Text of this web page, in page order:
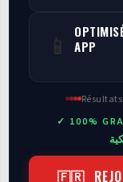
📱
APP
Résultats
✓ 100%
🇫🇷